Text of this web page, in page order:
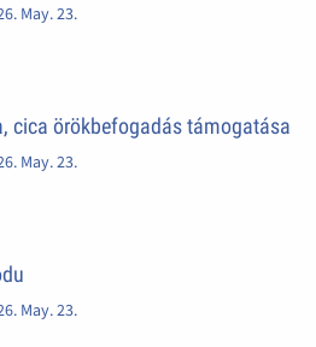
May. 23.
cica örökbefogadás támogatása
May. 23.
May. 23.